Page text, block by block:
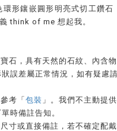
形鑲嵌圓形明亮式切工鑽石
think of me 想起我。
石，具有天然的石紋、內含
誤差屬正常情況，如有疑慮
考「 包裝 」。我們不主動提
時備註告知。
寸或直接備註，若不確定配